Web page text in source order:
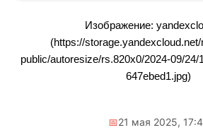
Изображение:
(https://
public/autoresize/rs.820x0/2024-09/24/
647ebed1.jpg)
📅21 мая 2025,